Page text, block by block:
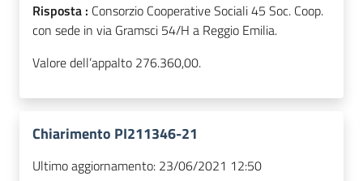
Risposta : Consorzio Cooperative Sociali 45 Soc. Coop.
con sede in via Gramsci 54/H a Reggio Emilia.
Valore dell’appalto 276.360,00.
Chiarimento PI211346-21
Ultimo aggiornamento: 23/06/2021 12:50